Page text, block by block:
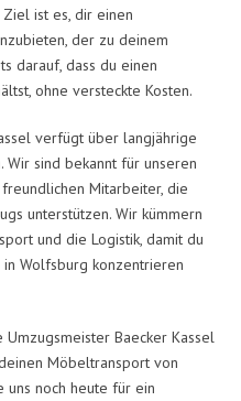
ist es, dir einen
der zu deinem
darauf, dass du einen
ohne versteckte Kosten.
verfügt über langjährige
sind bekannt für unseren
Mitarbeiter, die
unterstützen. Wir kümmern
und die Logistik, damit du
Wolfsburg konzentrieren
Baecker Kassel
Möbeltransport von
uns noch heute für ein